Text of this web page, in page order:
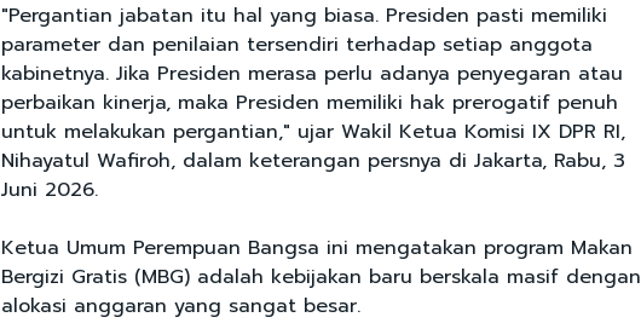
"Pergantian jabatan itu hal yang biasa. Presiden pasti memiliki
parameter dan penilaian tersendiri terhadap setiap anggota
kabinetnya. Jika Presiden merasa perlu adanya penyegaran atau
perbaikan kinerja, maka Presiden memiliki hak prerogatif penuh
untuk melakukan pergantian," ujar Wakil Ketua Komisi IX DPR RI,
Nihayatul Wafiroh, dalam keterangan persnya di Jakarta, Rabu, 3
Juni 2026.
Ketua Umum Perempuan Bangsa ini mengatakan program Makan
Bergizi Gratis (MBG) adalah kebijakan baru berskala masif dengan
alokasi anggaran yang sangat besar.